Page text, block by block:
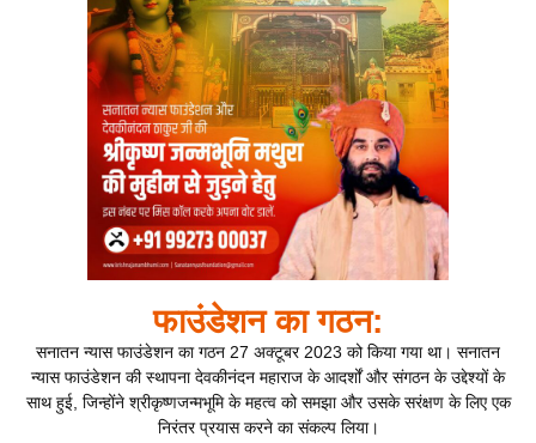
फाउंडेशन का गठन:
सनातन न्यास फाउंडेशन का गठन 27 अक्टूबर 2023 को किया गया था। सनातन
न्यास फाउंडेशन की स्थापना देवकीनंदन महाराज के आदर्शों और संगठन के उद्देश्यों के
साथ हुई, जिन्होंने श्रीकृष्णजन्मभूमि के महत्व को समझा और उसके सरंक्षण के लिए एक
निरंतर प्रयास करने का संकल्प लिया।